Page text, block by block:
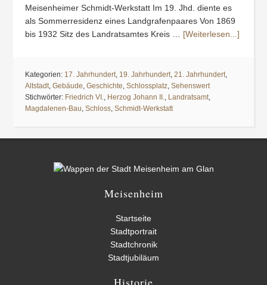
Meisenheimer Schmidt-Werkstatt Im 19. Jhd. diente es
als Sommerresidenz eines Landgrafenpaares Von 1869
bis 1932 Sitz des Landratsamtes Kreis … [Weiterlesen...]
Kategorien: 17. Jahrhundert, 19. Jahrhundert,21. Jahrhundert,
Altstadt,Gebäude,Geschichte,Schlossplatz,Sehenswert
Stichwörter: Friedrich VI., Herzog Johann II., Landratsamt,
Magdalenen-Bau,Schloss,Schmidt-Werkstatt
Meisenheim
Startseite
Stadtportrait
Stadtchronik
Stadtjubiläum
Historie